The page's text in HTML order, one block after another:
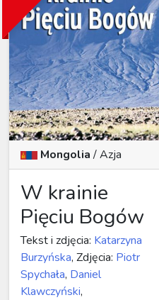
Mongolia/ Azja
W krainie
Pięciu Bogów
Tekst i zdjęcia: Katarzyna
Burzyńska, Zdjęcia: Piotr
Spychała, Daniel
Klawczyński,